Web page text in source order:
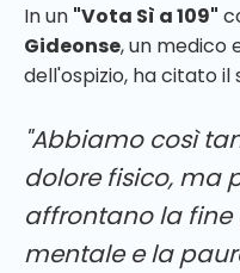
In un "Vota Sì a 109"
Gideonse, un medico
dell'ospizio, ha citato il
"Abbiamo così
dolore fisico, ma
affrontano la
mentale e la